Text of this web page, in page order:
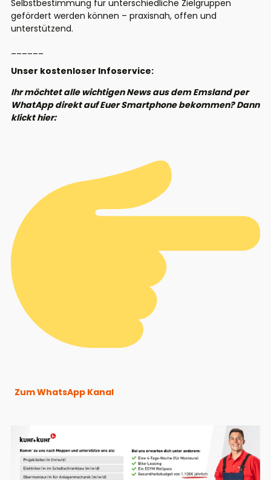
Selbstbestimmung für unterschiedliche Zielgruppen
gefördert werden können – praxisnah, offen und
unterstützend.
Unser kostenloser Infoservice:
Ihr möchtet alle wichtigen News aus dem Emsland per
WhatApp direkt auf Euer Smartphone bekommen? Dann
klickt hier:
Zum WhatsApp Kanal